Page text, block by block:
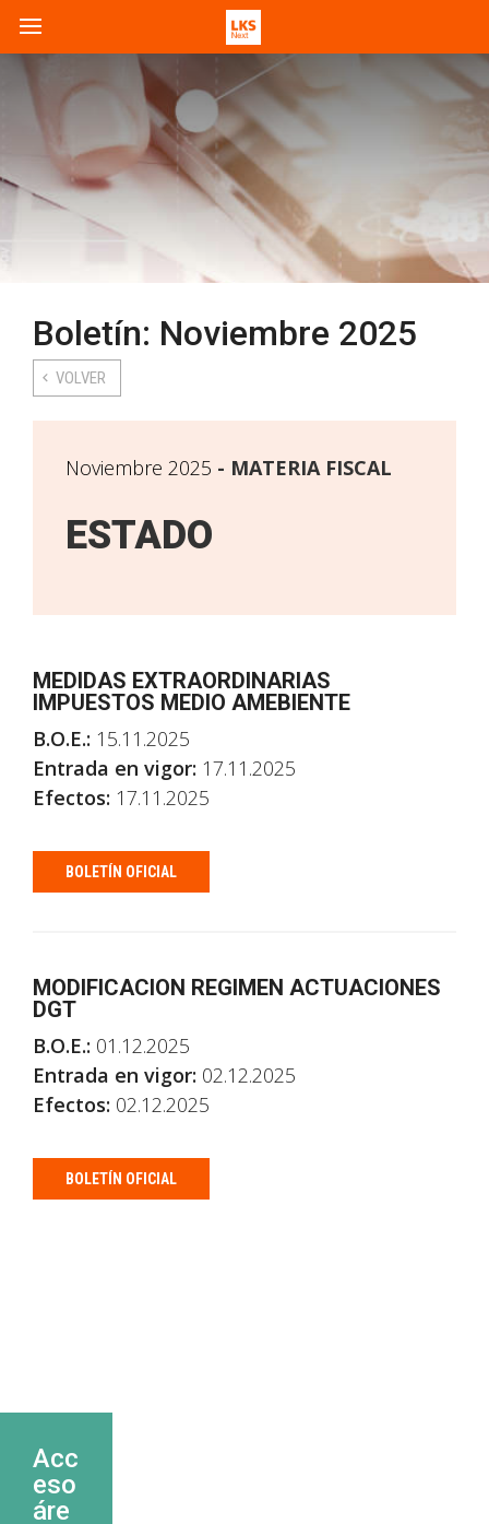
Boletín: Noviembre 2025
VOLVER
Noviembre 2025 MATERIA FISCAL
ESTADO
MEDIDAS EXTRAORDINARIAS
IMPUESTOS MEDIO AMEBIENTE
B.O.E.: 15.11.2025
Entrada en vigor: 17.11.2025
Efectos: 17.11.2025
BOLETÍN OFICIAL
MODIFICACION REGIMEN ACTUACIONES
DGT
B.O.E.: 01.12.2025
Entrada en vigor: 02.12.2025
Efectos: 02.12.2025
BOLETÍN OFICIAL
Acc
eso
áre